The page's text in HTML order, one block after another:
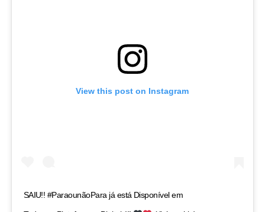
View this post on Instagram
SAIU!! #ParaounãoPara já está Disponível em